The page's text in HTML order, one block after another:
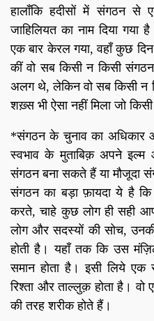
हालाँकि हदीसों में संगठन से
जाहिलियत का नाम दिया गया
एक बार केरल गया, वहाँ कुछ
कीं वो सब किसी न किसी
अलग थे, लेकिन वो सब किसी
शख़्स भी ऐसा नहीं मिला जो
*संगठन के चुनाव का
स्वभाव के मुताबिक़ अपने इल्म
संगठन बना सकते हैं या मौजूदा
संगठन का बड़ा फ़ायदा ये है
करते, चाहे कुछ लोग ही सही
लोग और सदस्यों की सोच,
होती है। यहाँ तक कि उस
समान होता है। इसी लिये
रिश्ता और ताल्लुक़ होता है।
की तरह शरीक होते हैं।